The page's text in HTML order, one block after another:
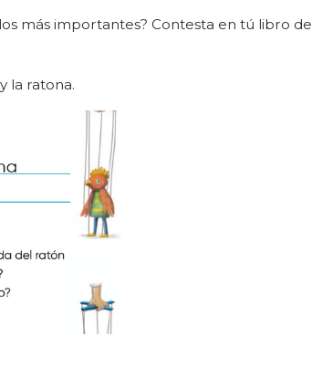
más importantes? Contesta en tú libro de
la ratona.